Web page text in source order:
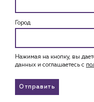
Город
Нажимая на кнопку, вы
данных и соглашаетесь c
Отправить